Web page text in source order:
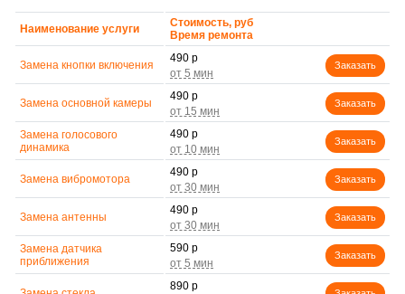
Наименование услуги
Стоимость, руб
Время ремонта
Замена кнопки включения
490 р
Заказать
Замена основной камеры
490 р
Заказать
Замена голосового
динамика
490 р
Заказать
Замена вибромотора
490 р
Заказать
Замена антенны
490 р
Заказать
Замена датчика
приближения
590 р
Заказать
890 р